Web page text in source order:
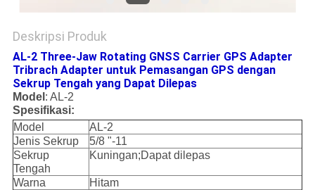
Deskripsi Produk
AL-2 Three-Jaw Rotating GNSS Carrier GPS Adapter
Tribrach Adapter untuk Pemasangan GPS dengan
Sekrup Tengah yang Dapat Dilepas
Model : AL-2
Spesifikasi:
Model
AL-2
Jenis Sekrup
5/8 "-11
Sekrup
Tengah
Kuningan;Dapat dilepas
Warna
Hitam